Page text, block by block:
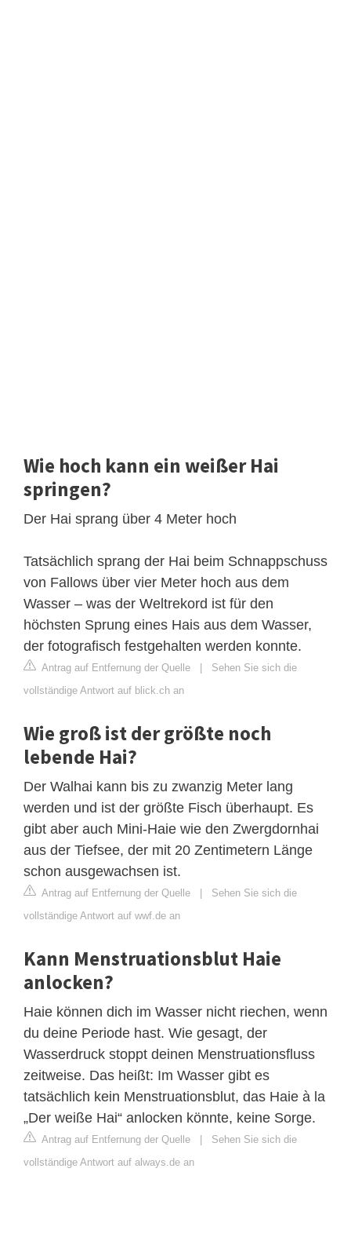
Wie hoch kann ein weißer Hai
springen?
Der Hai sprang über 4 Meter hoch
Tatsächlich sprang der Hai beim Schnappschuss
von Fallows über vier Meter hoch aus dem
Wasser – was der Weltrekord ist für den
höchsten Sprung eines Hais aus dem Wasser,
der fotografisch festgehalten werden konnte.
Antrag auf Entfernung der Quelle | Sehen Sie sich die
vollständige Antwort auf blick.ch an
Wie groß ist der größte noch
lebende Hai?
Der Walhai kann bis zu zwanzig Meter lang
werden und ist der größte Fisch überhaupt. Es
gibt aber auch Mini-Haie wie den Zwergdornhai
aus der Tiefsee, der mit 20 Zentimetern Länge
schon ausgewachsen ist.
Antrag auf Entfernung der Quelle | Sehen Sie sich die
vollständige Antwort auf wwf.de an
Kann Menstruationsblut Haie
anlocken?
Haie können dich im Wasser nicht riechen, wenn
du deine Periode hast. Wie gesagt, der
Wasserdruck stoppt deinen Menstruationsfluss
zeitweise. Das heißt: Im Wasser gibt es
tatsächlich kein Menstruationsblut, das Haie à la
„Der weiße Hai“ anlocken könnte, keine Sorge.
Antrag auf Entfernung der Quelle | Sehen Sie sich die
vollständige Antwort auf always.de an